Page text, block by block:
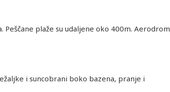
plaže su udaljene oko 400m. Aerodrom
i suncobrani boko bazena, pranje i